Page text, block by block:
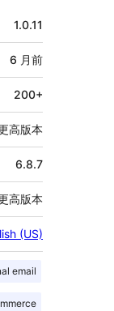
1.0.11
6 月前
200+
高版本
6.8.7
高版本
(US)
email